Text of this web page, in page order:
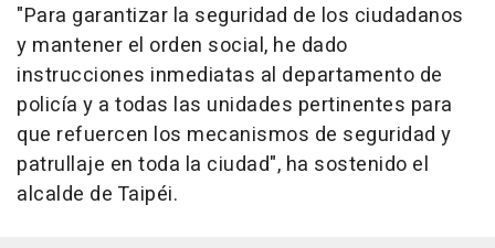
"Para garantizar la seguridad de los ciudadanos
y mantener el orden social, he dado
instrucciones inmediatas al departamento de
policía y a todas las unidades pertinentes para
que refuercen los mecanismos de seguridad y
patrullaje en toda la ciudad", ha sostenido el
alcalde de Taipéi.